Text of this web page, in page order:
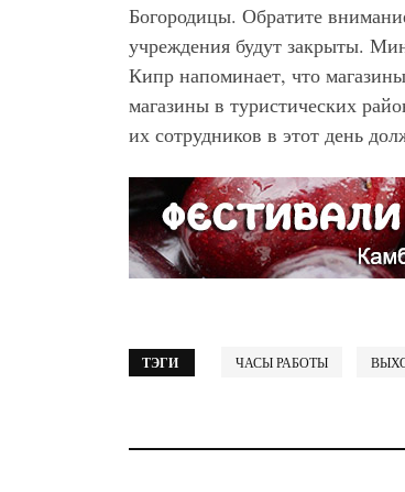
Богородицы. Обратите
учреждения будут закрыты.
Кипр напоминает, что
магазины в туристических
их сотрудников в этот день
ТЭГИ ЧАСЫ РАБОТЫ